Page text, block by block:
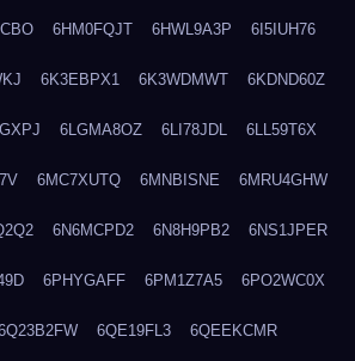
6HM0FQJT 6HWL9A3P 6I5IUH76
6K3EBPX1 6K3WDMWT 6KDND60Z
6LGMA8OZ 6LI78JDL 6LL59T6X
6MC7XUTQ 6MNBISNE 6MRU4GHW
6N6MCPD2 6N8H9PB2 6NS1JPER
6PHYGAFF 6PM1Z7A5 6PO2WC0X
6QE19FL3 6QEEKCMR